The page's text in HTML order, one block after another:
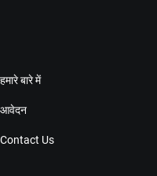
हमारे बारे में
आवेदन
Contact Us